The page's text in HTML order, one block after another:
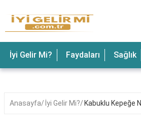
İyi Gelir Mi? Faydaları Sağlık
Anasayfa İyi Gelir Mi? Kabuklu Kepeğe